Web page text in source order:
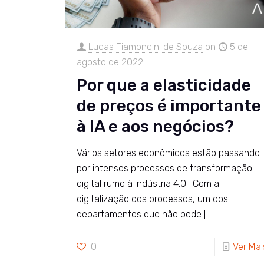
Lucas Fiamoncini de Souza on
5 de
agosto de 2022
Por que a elasticidade
de preços é importante
à IA e aos negócios?
Vários setores econômicos estão passando
por intensos processos de transformação
digital rumo à Indústria 4.0. Com a
digitalização dos processos, um dos
departamentos que não pode […]
0 Ver